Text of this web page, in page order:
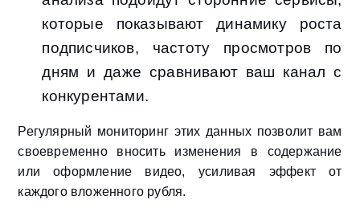
которые показывают динамику роста
подписчиков, частоту просмотров по
дням и даже сравнивают ваш канал с
конкурентами.
Регулярный мониторинг этих данных позволит вам
своевременно вносить изменения в содержание
или оформление видео, усиливая эффект от
каждого вложенного рубля.